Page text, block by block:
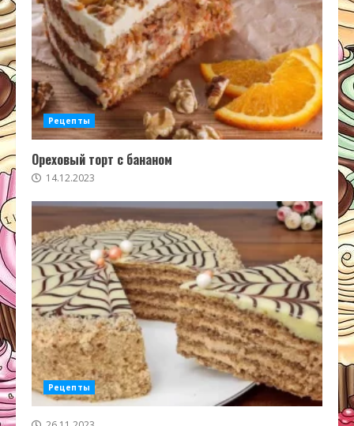
Рецепты
Ореховый торт с бананом
14.12.2023
Рецепты